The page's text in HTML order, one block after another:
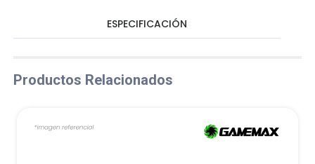
ESPECIFICACIÓN
Productos Relacionados